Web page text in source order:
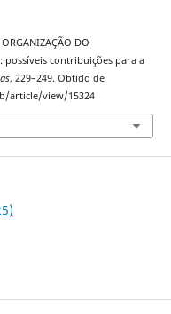
DO
possíveis contribuições para a
, 229–249. Obtido de
article/view/15324